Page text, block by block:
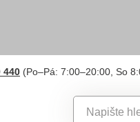
440 (Po–Pá: 7:00–20:00, So